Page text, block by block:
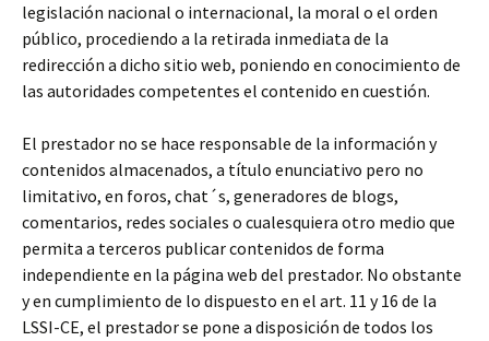
legislación nacional o internacional, la moral o el orden
público, procediendo a la retirada inmediata de la
redirección a dicho sitio web, poniendo en conocimiento de
las autoridades competentes el contenido en cuestión.
El prestador no se hace responsable de la información y
contenidos almacenados, a título enunciativo pero no
limitativo, en foros, chat´s, generadores de blogs,
comentarios, redes sociales o cualesquiera otro medio que
permita a terceros publicar contenidos de forma
independiente en la página web del prestador. No obstante
y en cumplimiento de lo dispuesto en el art. 11 y 16 de la
LSSI-CE, el prestador se pone a disposición de todos los